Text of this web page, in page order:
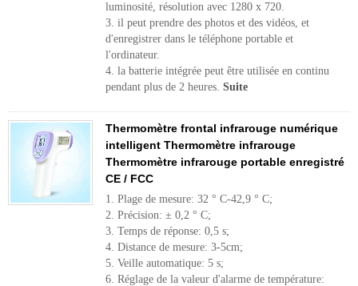
luminosité, résolution avec 1280 x 720.
3. il peut prendre des photos et des vidéos, et
d'enregistrer dans le téléphone portable et
l'ordinateur.
4. la batterie intégrée peut être utilisée en continu
pendant plus de 2 heures. Suite
Thermomètre frontal infrarouge numérique
intelligent Thermomètre infrarouge
Thermomètre infrarouge portable enregistré
CE / FCC
1. Plage de mesure: 32 ° C-42,9 ° C;
2. Précision: ± 0,2 ° C;
3. Temps de réponse: 0,5 s;
4. Distance de mesure: 3-5cm;
5. Veille automatique: 5 s;
6. Réglage de la valeur d'alarme de température: